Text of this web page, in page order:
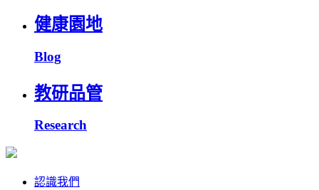
健康園地
Blog
教研品管
Research
認識我們